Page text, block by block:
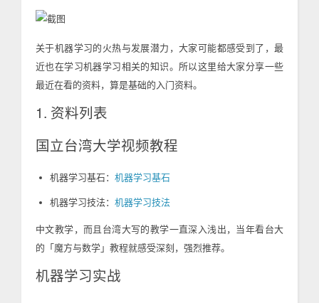
关于机器学习的火热与发展潜力，大家可能都感受到了，最
近也在学习机器学习相关的知识。所以这里给大家分享一些
最近在看的资料，算是基础的入门资料。
1. 资料列表
国立台湾大学视频教程
机器学习基石： 机器学习基石
机器学习技法： 机器学习技法
中文教学，而且台湾大写的教学一直深入浅出，当年看台大
的「魔方与数学」教程就感受深刻，强烈推荐。
机器学习实战